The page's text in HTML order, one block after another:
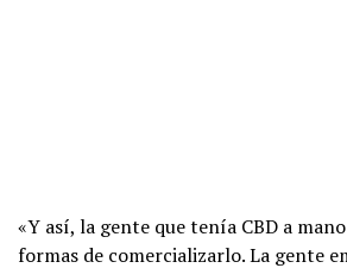
«Y así, la gente que tenía CBD a
formas de comercializarlo. La gente